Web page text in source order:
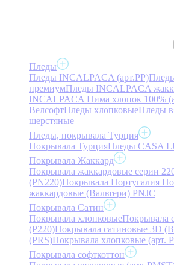
Пледы
Пледы INCALPACA (арт.PP)
премиумПледы INCALPACA
INCALPACA Пима хлопок 100%
ВелсофтПледы хлопковыеПледы
шерстяные
Пледы, покрывала Турция
Покрывала ТурцияПледы CASA
Покрывала Жаккард
Покрывала жаккардовые серии
(PN220)Покрывала Португалия
жаккардовые (Вальтери) PNJC
Покрывала Сатин
Покрывала хлопковыеПокрывала
(P220)Покрывала сатиновые 3D
(PRS)Покрывала хлопковые (арт.
Покрывала софткоттон